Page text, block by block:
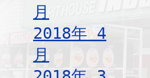
月
2018年 4
月